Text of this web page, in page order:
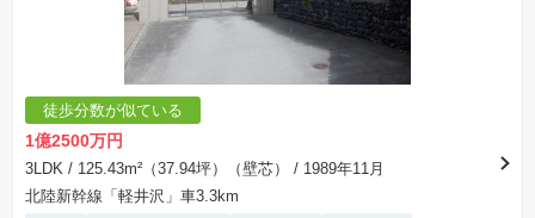
徒歩分数が似ている
1億2500万円
3LDK / 125.43m²（37.94坪）（壁芯）
/ 1989年11月
北陸新幹線「軽井沢」車3.3km